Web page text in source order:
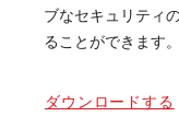
ブなセキュリティ
ることができます。
ダウンロードする